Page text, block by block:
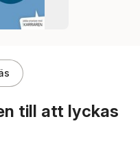
till att lyckas